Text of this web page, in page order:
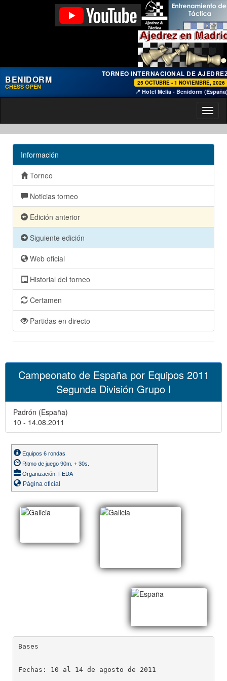
BENIDORM
CHESS OPEN
TORNEO INTERNACIONAL DE
25 OCTUBRE - 1 NOVIEMBRE, 2026
📍 Hotel Melia - Benidorm
Información
Torneo
Noticias torneo
Edición anterior
Siguiente edición
Web oficial
Historial del torneo
Certamen
Partidas en directo
Campeonato de España por Equipos 2011
Segunda División Grupo I
Padrón (España)
10 - 14.08.2011
Equipos 6 rondas
Ritmo de juego 90m. + 30s.
Organización: FEDA
Página oficial
Bases
Fechas: 10 al 14 de agosto de 2011